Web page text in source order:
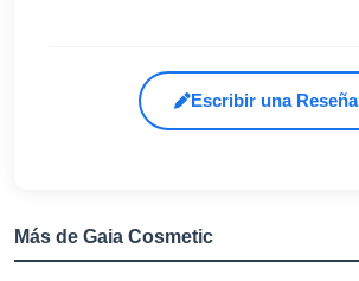
Escribir una Reseña
Más de Gaia Cosmetic